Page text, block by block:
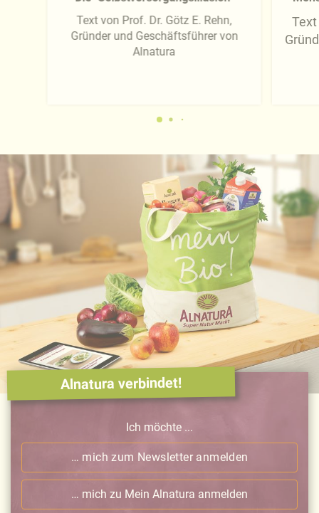
Text von Prof. Dr. Götz E. Rehn,
Gründer und Geschäftsführer von
Alnatura
Text
Alnatura verbindet!
Ich möchte ...
… mich zum Newsletter anmelden
… mich zu Mein Alnatura anmelden